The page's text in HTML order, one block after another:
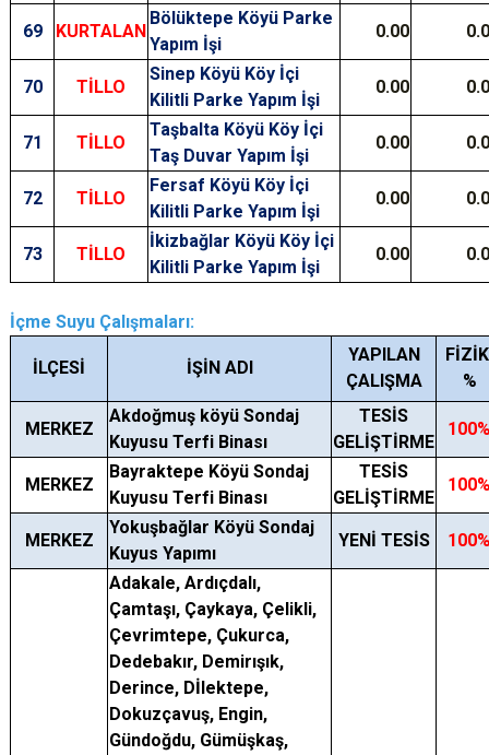
69 KURTALAN
Bölüktepe Köyü Parke
Yapım İşi
0.00
70 TİLLO
Sinep Köyü Köy İçi
Kilitli Parke Yapım İşi
0.00
71 TİLLO
Taşbalta Köyü Köy İçi
Taş Duvar Yapım İşi
0.00
72 TİLLO
Fersaf Köyü Köy İçi
Kilitli Parke Yapım İşi
0.00
73 TİLLO
İkizbağlar Köyü Köy İçi
Kilitli Parke Yapım İşi
0.00
İçme Suyu Çalışmaları:
İLÇESİ İŞİN ADI
YAPILAN
ÇALIŞMA
%
MERKEZ
Akdoğmuş köyü Sondaj
Kuyusu Terfi Binası
TESİS
GELİŞTİRME
MERKEZ
Bayraktepe Köyü Sondaj
Kuyusu Terfi Binası
TESİS
GELİŞTİRME
MERKEZ
Yokuşbağlar Köyü Sondaj
Kuyus Yapımı
YENİ TESİS
Adakale, Ardıçdalı,
Çamtaşı, Çaykaya, Çelikli,
Çevrimtepe, Çukurca,
Dedebakır, Demirışık,
Derince, Dİlektepe,
Dokuzçavuş, Engin,
Gündoğdu, Gümüşkaş,